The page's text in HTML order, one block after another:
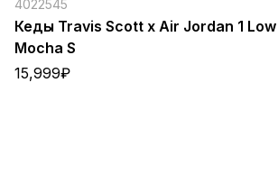
4022545
Кеды Travis Scott x Air Jordan 1 Low
Mocha S
15,999₽